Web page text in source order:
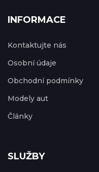
INFORMACE
Kontaktujte nás
Osobní údaje
Obchodní podmínky
Modely aut
Články
SLUŽBY